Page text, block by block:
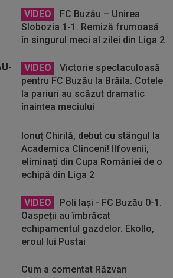
VIDEO
FC Buzău – Unirea
Slobozia 1-1. Remiză frumoasă
în singurul meci al zilei din Liga 2
VIDEO
Victorie spectaculoasă
pentru FC Buzău la Brăila. Cotele
la pariuri au scăzut dramatic
înaintea meciului
Ionuț Chirilă, debut cu stângul la
Academica Clinceni! Ilfovenii,
eliminați din Cupa României de o
echipă din Liga 2
VIDEO
Poli Iași - FC Buzău 0-1.
Oaspeții au îmbrăcat
echipamentul gazdelor. Ekollo,
eroul lui Pustai
Cum a comentat Răzvan